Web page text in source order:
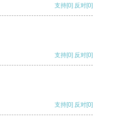
支持[0] 反对[0]
支持[0] 反对[0]
支持[0] 反对[0]